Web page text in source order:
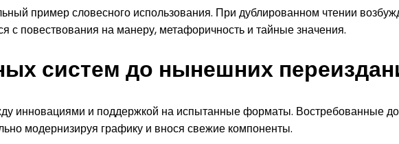
пример словесного использования. При дублированном чтении
повествования на манеру, метафоричность и тайные значения.
систем до нынешних
инновациями и поддержкой на испытанные форматы. Востребованные
модернизируя графику и внося свежие компоненты.